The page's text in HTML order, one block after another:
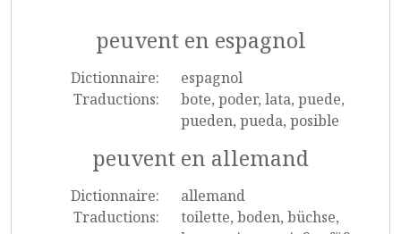
peuvent en espagnol
Dictionnaire:
espagnol
Traductions:
bote, poder, lata, puede,
pueden, pueda, posible
peuvent en allemand
Dictionnaire:
allemand
Traductions:
toilette, boden, büchse,